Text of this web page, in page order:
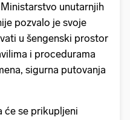
unutarnjih
pozvalo je svoje
u šengenski prostor
i procedurama
sigurna putovanja
će se prikupljeni